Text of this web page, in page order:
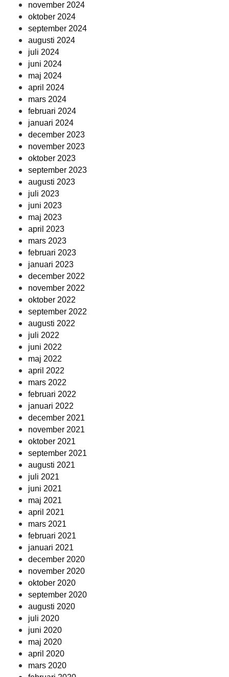
november 2024
oktober 2024
september 2024
augusti 2024
juli 2024
juni 2024
maj 2024
april 2024
mars 2024
februari 2024
januari 2024
december 2023
november 2023
oktober 2023
september 2023
augusti 2023
juli 2023
juni 2023
maj 2023
april 2023
mars 2023
februari 2023
januari 2023
december 2022
november 2022
oktober 2022
september 2022
augusti 2022
juli 2022
juni 2022
maj 2022
april 2022
mars 2022
februari 2022
januari 2022
december 2021
november 2021
oktober 2021
september 2021
augusti 2021
juli 2021
juni 2021
maj 2021
april 2021
mars 2021
februari 2021
januari 2021
december 2020
november 2020
oktober 2020
september 2020
augusti 2020
juli 2020
juni 2020
maj 2020
april 2020
mars 2020